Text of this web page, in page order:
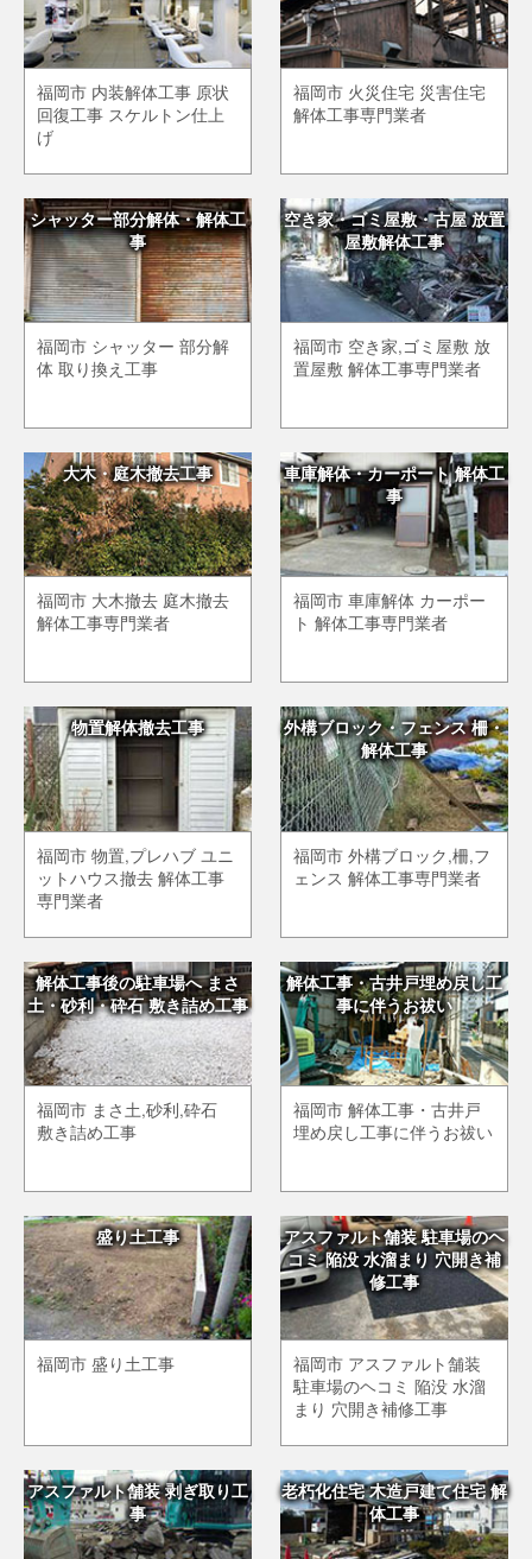
福岡市 内装解体工事 原状
回復工事 スケルトン仕上
げ
福岡市 火災住宅 災害住宅
解体工事専門業者
シャッター部分解体・解体工
事
福岡市 シャッター 部分解
体 取り換え工事
空き家・ゴミ屋敷・古屋 放置
屋敷解体工事
福岡市 空き家,ゴミ屋敷 放
置屋敷 解体工事専門業者
大木・庭木撤去工事
福岡市 大木撤去 庭木撤去
解体工事専門業者
車庫解体・カーポート 解体工
事
福岡市 車庫解体 カーポー
ト 解体工事専門業者
物置解体撤去工事
福岡市 物置,プレハブ ユニ
ットハウス撤去 解体工事
専門業者
外構ブロック・フェンス 柵・
解体工事
福岡市 外構ブロック,柵,フ
ェンス 解体工事専門業者
解体工事後の駐車場へ まさ
土・砂利・砕石 敷き詰め工事
福岡市 まさ土,砂利,砕石
敷き詰め工事
解体工事・古井戸埋め戻し工
事に伴うお祓い
福岡市 解体工事・古井戸
埋め戻し工事に伴うお祓い
盛り土工事
福岡市 盛り土工事
アスファルト舗装 駐車場のヘ
コミ 陥没 水溜まり 穴開き補
修工事
福岡市 アスファルト舗装
駐車場のヘコミ 陥没 水溜
まり 穴開き補修工事
アスファルト舗装 剥ぎ取り工
事
老朽化住宅 木造戸建て住宅 解
体工事